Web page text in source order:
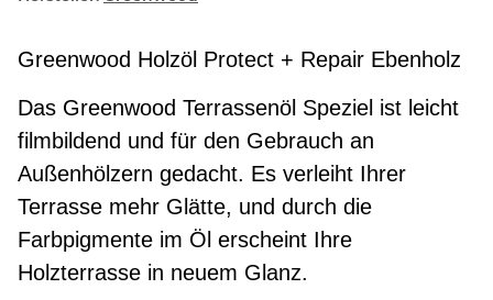
Greenwood Holzöl Protect + Repair Ebenholz
Das Greenwood Terrassenöl Speziel ist leicht
filmbildend und für den Gebrauch an
Außenhölzern gedacht. Es verleiht Ihrer
Terrasse mehr Glätte, und durch die
Farbpigmente im Öl erscheint Ihre
Holzterrasse in neuem Glanz.